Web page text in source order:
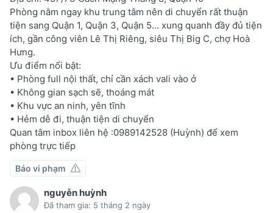
Phòng nằm ngay khu trung tâm nên di chuyển rất thuận
tiện sang Quận 1, Quận 3, Quận 5… xung quanh đầy đủ tiện
ích, gần công viên Lê Thị Riêng, siêu Thị Big C, chợ Hoà
Hưng.
Ưu điểm nổi bật:
• Phòng full nội thất, chỉ cần xách vali vào ở
• Không gian sạch sẽ, thoáng mát
• Khu vực an ninh, yên tĩnh
• Hẻm dễ đi, thuận tiện di chuyển
Quan tâm inbox liên hệ :0989142528 (Huỳnh) để xem
phòng trực tiếp
Báo vi phạm
nguyễn huỳnh
Đã tham gia: 5 tháng 2 ngày